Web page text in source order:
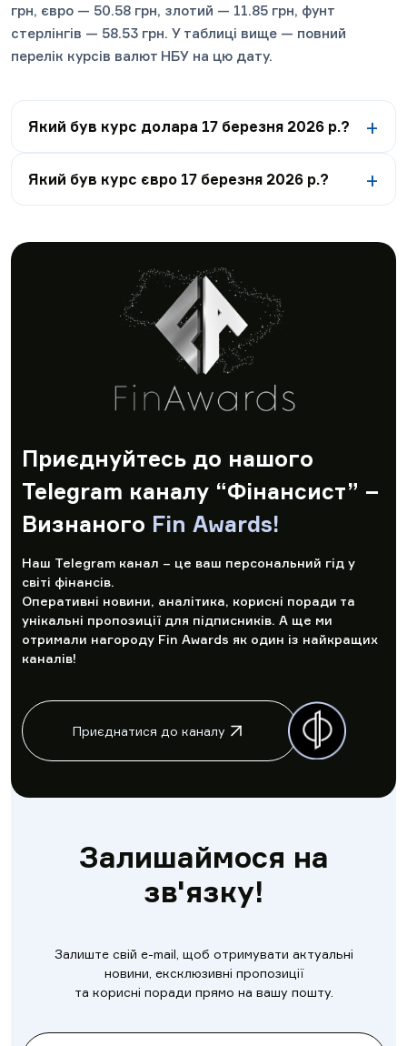
грн, євро — 50.58 грн, злотий — 11.85 грн, фунт
стерлінгів — 58.53 грн. У таблиці вище — повний
перелік курсів валют НБУ на цю дату.
Який був курс долара 17 березня 2026 р.?
Який був курс євро 17 березня 2026 р.?
Приєднуйтесь до нашого
Telegram каналу “Фінансист” –
Визнаного Fin Awards!
Наш Telegram канал – це ваш персональний гід у
світі фінансів.
Оперативні новини, аналітика, корисні поради та
унікальні пропозиції для підписників. А ще ми
отримали нагороду Fin Awards як один із найкращих
каналів!
Приєднатися до каналу
Залишаймося на
зв'язку!
Залиште свій e-mail, щоб отримувати актуальні
новини, ексклюзивні пропозиції
та корисні поради прямо на вашу пошту.